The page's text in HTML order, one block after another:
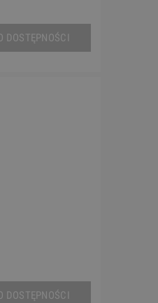
DOSTĘPNOŚCI
DOSTĘPNOŚCI